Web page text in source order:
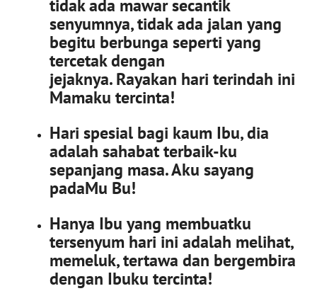
tidak ada mawar secantik
senyumnya, tidak ada jalan yang
begitu berbunga seperti yang
tercetak dengan
jejaknya. Rayakan hari terindah ini
Mamaku tercinta!
Hari spesial bagi kaum Ibu, dia
adalah sahabat terbaik-ku
sepanjang masa. Aku sayang
padaMu Bu!
Hanya Ibu yang membuatku
tersenyum hari ini adalah melihat,
memeluk, tertawa dan bergembira
dengan Ibuku tercinta!